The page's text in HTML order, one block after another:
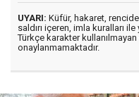
UYARI: Küfür, hakaret,
saldırı içeren, imla kuralları ile
Türkçe karakter
onaylanmamaktadır.